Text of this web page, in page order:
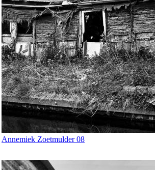
Annemiek Zoetmulder 08